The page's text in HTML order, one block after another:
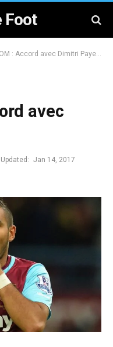
Foot
: Accord avec Dimitri Payet !
avec
Updated: Jan 14, 2017